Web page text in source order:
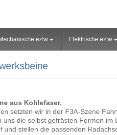
ezfw Elektrische ezfw
aus Kohlefaser.
setzten wir in der F3A-Szene
uns die selbst gefrästen Formen
und stellen die passenden